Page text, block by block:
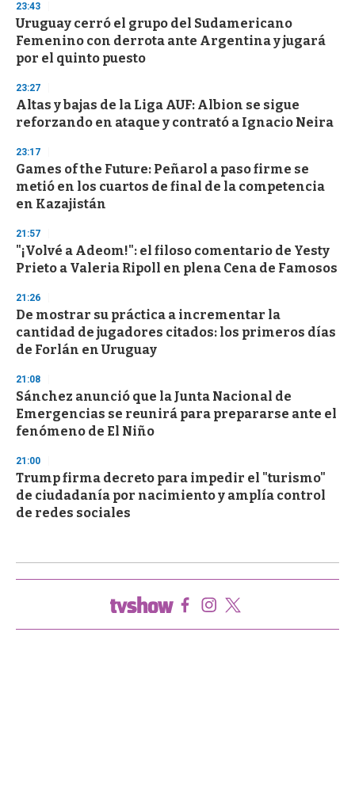
3
s
e
c
o
d
s
23:43
Uruguay cerró el grupo del Sudamericano
Femenino con derrota ante Argentina y jugará
por el quinto puesto
23:27
Altas y bajas de la Liga AUF: Albion se sigue
reforzando en ataque y contrató a Ignacio Neira
23:17
Games of the Future: Peñarol a paso firme se
metió en los cuartos de final de la competencia
en Kazajistán
21:57
"¡Volvé a Adeom!": el filoso comentario de Yesty
Prieto a Valeria Ripoll en plena Cena de Famosos
21:26
De mostrar su práctica a incrementar la
cantidad de jugadores citados: los primeros días
de Forlán en Uruguay
21:08
Sánchez anunció que la Junta Nacional de
Emergencias se reunirá para prepararse ante el
fenómeno de El Niño
21:00
Trump firma decreto para impedir el "turismo"
de ciudadanía por nacimiento y amplía control
de redes sociales